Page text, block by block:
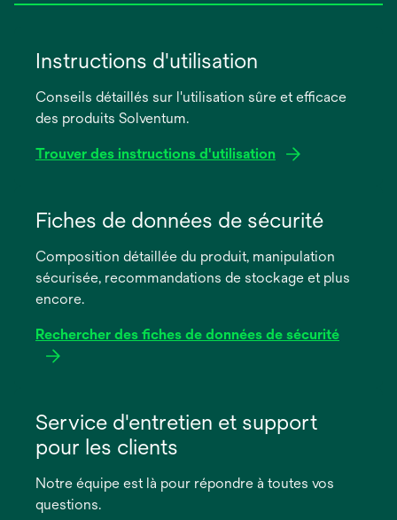
Instructions d'utilisation
Conseils détaillés sur l'utilisation sûre et efficace
des produits Solventum.
Trouver des instructions d'utilisation
dans
nouvel
onglet
Fiches de données de sécurité
Composition détaillée du produit, manipulation
sécurisée, recommandations de stockage et plus
encore.
Rechercher des fiches de données de sécurité
dans
nouvel
onglet
Service d'entretien et support
pour les clients
Notre équipe est là pour répondre à toutes vos
questions.